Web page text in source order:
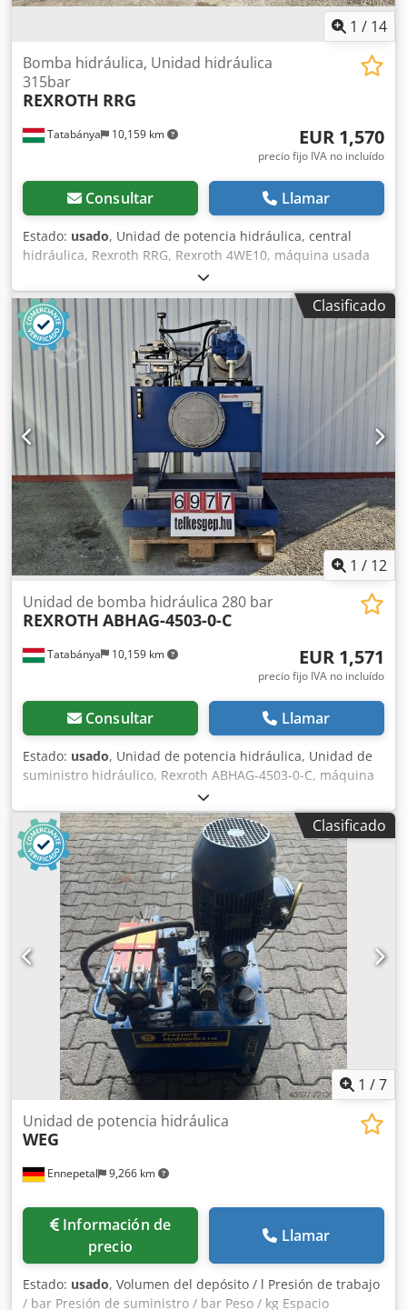
1 / 14
Tatabánya 10,159 km
Bomba hidráulica, Unidad hidráulica
315bar
REXROTH RRG
EUR 1,570
precio fijo IVA no incluído
Consultar Llamar
Estado: usado, Unidad de potencia hidráulica, central
hidráulica, Rexroth RRG, Rexroth 4WE10, máquina usada
Fabricante: Rexroth Modelo: RRG Dimensiones: 1050 × 560
× 1400 mm Capacidad del depósito: 160 dm³ Peso: 325 kg
Año de fabricación: 2011 Datos eléctricos: 400 V
Dwodpfxoyuzihs Ahbja Válvula: Bosch Rexroth 4WE10
Capaz de conmutación direccional y parada en cualquier
rango deseado Caudal: 100–120 L/min Tensión de control:
24 V Presión máxima: 315 bar
Clasificado
1 / 12
Tatabánya 10,159 km
Unidad de bomba hidráulica 280 bar
REXROTH ABHAG-4503-0-C
EUR 1,571
precio fijo IVA no incluído
Consultar Llamar
Estado: usado, Unidad de potencia hidráulica, Unidad de
suministro hidráulico, Rexroth ABHAG-4503-0-C, máquina
usada Fabricante: Rexroth Modelo: ABHAG-4503-0-C
Bomba: Rexroth A10VSO Tipo: Bomba de pistones axiales
Con regulador de presión y caudal, presión máxima de
trabajo: 280 bar Dimensiones: 900 × 900 × 1350 mm
Dwsdpfxoyuzins Ahbsa Capacidad del depósito: 160 litros
Peso: 400 kg Año de fabricación: 2016 Datos eléctricos: 400
V; 5,5 kW; 10,5 A
Clasificado
1 /7
Ennepetal 9,266 km
Unidad de potencia hidráulica
WEG
Información de
precio
Llamar
Estado: usado, Volumen del depósito / l Presión de trabajo
/ bar Presión de suministro / bar Peso / kg Espacio